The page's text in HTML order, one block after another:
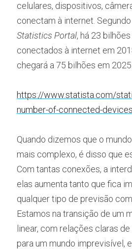
celulares, dispositivos,
conectam à internet.
Statistics Portal, há 23
conectados à internet em
chegará a 75 bilhões em 2025.
https://www.statista.com/
number-of-connected-
Quando dizemos que o
mais complexo, é disso que
Com tantas conexões, a
elas aumenta tanto que fica
qualquer tipo de previsão
Estamos na transição de um
linear, com relações claras
para um mundo imprevisível,